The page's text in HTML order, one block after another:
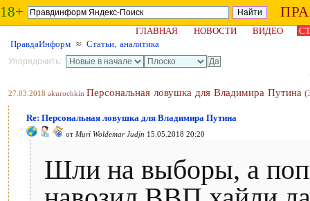
18+
ГЛАВНАЯ НОВОСТИ ВИДЕО
ПравдаИнформ ≈ Статьи, аналитика
Упорядочить:
27.03.2018 akurochkin Персональная ловушка для Владимира Путина
Re: Персональная ловушка для Владимира Путина
от Muri Woldemar Judjn 15.05.2018 20:20
Шли на выборы, а